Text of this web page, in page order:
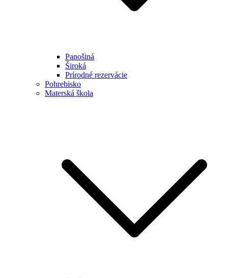
Panošiná
Široká
Prírodné rezervácie
Pohrebisko
Materská škola